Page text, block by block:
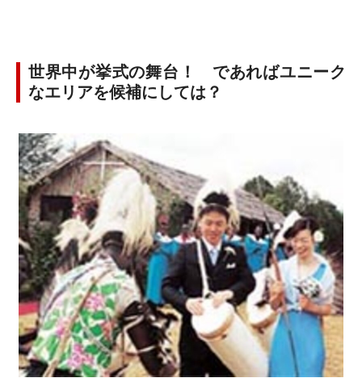
世界中が挙式の舞台！ であればユニーク
なエリアを候補にしては？